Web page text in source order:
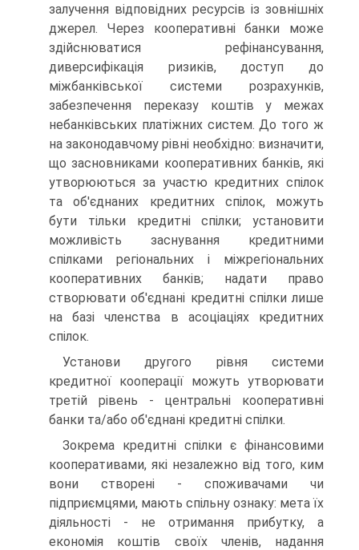
залучення відповідних ресурсів із зовнішніх
джерел. Через кооперативні банки може
здійсню­ватися рефінансування,
диверсифікація ризиків, доступ до
міжбанківської системи розрахунків,
забезпечення переказу коштів у межах
небанківських платіжних систем. До того ж
на законодавчому рівні необхідно: визначити,
що засновни­ками кооперативних банків, які
утворюються за участю кредитних спілок
та об'єднаних кредитних спілок, можуть
бути тільки кредитні спілки; установити
можливість засну­вання кредитними
спілками регіональних і міжрегіональних
кооперативних банків; надати право
створювати об'єднані кредитні спілки лише
на базі членства в асоціаціях кредит­них
спілок.
Установи другого рівня системи
кредитної кооперації можуть утворювати
третій рівень - центральні кооперативні
банки та/або об'єднані кредитні спілки.
Зокрема кредитні спілки є фінансовими
кооперативами, які незалежно від того, ким
вони створені - споживачами чи
підприємцями, мають спільну ознаку: мета їх
діяльності - не отримання прибутку, а
економія коштів своїх членів, на­дання